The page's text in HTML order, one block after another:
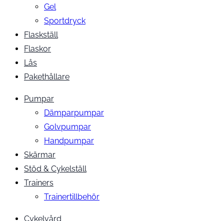
Gel
Sportdryck
Flaskställ
Flaskor
Lås
Pakethållare
Pumpar
Dämparpumpar
Golvpumpar
Handpumpar
Skärmar
Stöd & Cykelställ
Trainers
Trainertillbehör
Cykelvård